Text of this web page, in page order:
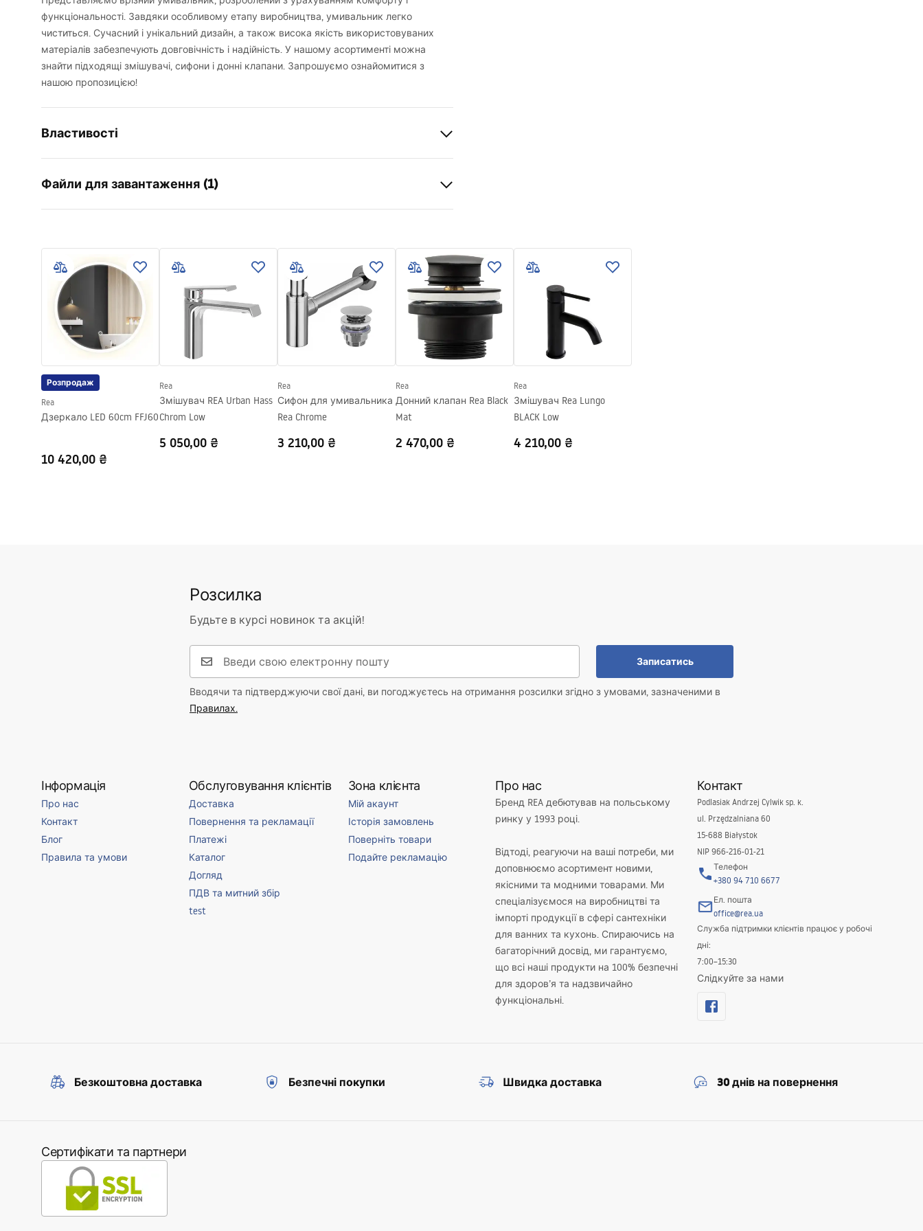
функціональності. Завдяки особливому етапу виробництва, умивальник легко
чиститься. Сучасний і унікальний дизайн, а також висока якість використовуваних
матеріалів забезпечують довговічність і надійність. У нашому асортименті можна
знайти підходящі змішувачі, сифони і донні клапани. Запрошуємо ознайомитися з
нашою пропозицією!
Властивості
Матеріал
Колір
Білий
Ширина
мм
Висота
мм
Форма
Прямокутний
Отвір на змішувач
Переливний отвір
Так
Файли для завантаження (1)
Warranty_Terms_and_Conditions_Basins_-_5.pdf
Розпродаж
Rea
Дзеркало LED 60cm FFJ60
10 420,00 ₴
Rea
Змішувач REA Urban Hass
Chrom Low
5 050,00 ₴
Rea
Сифон для умивальника
Rea Chrome
3 210,00 ₴
Rea
Донний клапан Rea Black
Mat
2 470,00 ₴
Rea
Змішувач Rea Lungo
BLACK Low
4 210,00 ₴
Розсилка
Будьте в курсі новинок та акцій!
Записатись
Вводячи та підтверджуючи свої дані, ви погоджуєтесь на отримання розсилки згідно з умовами, зазначеними в
Правилах.
Інформація
Про нас
Контакт
Блог
Правила та умови
Обслуговування клієнтів
Доставка
Повернення та рекламації
Платежі
Каталог
Догляд
ПДВ та митний збір
test
Зона клієнта
Мій акаунт
Історія замовлень
Поверніть товари
Подайте рекламацію
Про нас
Бренд REA дебютував на польському
ринку у 1993 році.
Відтоді, реагуючи на ваші потреби, ми
доповнюємо асортимент новими,
якісними та модними товарами. Ми
спеціалізуємося на виробництві та
імпорті продукції в сфері сантехніки
для ванних та кухонь. Спираючись на
багаторічний досвід, ми гарантуємо,
що всі наші продукти на 100% безпечні
для здоров’я та надзвичайно
функціональні.
Контакт
Podlasiak Andrzej Cylwik sp. k.
ul. Przędzalniana 60
15-688 Białystok
NIP 966-216-01-21
Телефон
+380 94 710 6677
Ел. пошта
office@rea.ua
Служба підтримки клієнтів працює у робочі
дні:
7:00–15:30
Слідкуйте за нами
Безкоштовна доставка Безпечні покупки Швидка доставка 30 днів на повернення
Сертифікати та партнери